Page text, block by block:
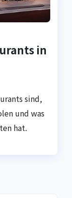
in
sind,
und was
hat.